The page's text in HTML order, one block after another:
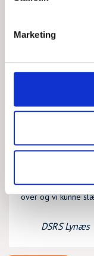
Marketing
TIR, 04/08/2026
Sjælland Havn. Ved
over og vi kunne
DSRS Lynæs